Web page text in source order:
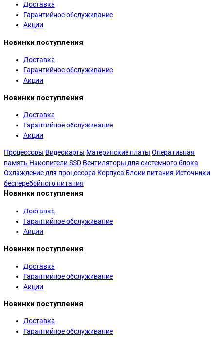
Доставка
Гарантийное обслуживание
Акции
Новинки поступления
Доставка
Гарантийное обслуживание
Акции
Новинки поступления
Доставка
Гарантийное обслуживание
Акции
Процессоры Видеокарты Материнские платы Оперативная
память Накопители SSD Вентиляторы для системного блока
Охлаждение для процессора Корпуса Блоки питания Источники
бесперебойного питания
Новинки поступления
Доставка
Гарантийное обслуживание
Акции
Новинки поступления
Доставка
Гарантийное обслуживание
Акции
Новинки поступления
Доставка
Гарантийное обслуживание